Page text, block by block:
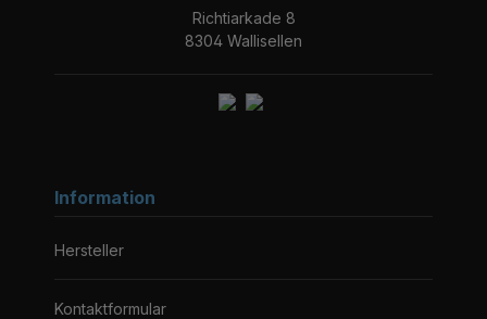
Richtiarkade 8
8304 Wallisellen
Information
Hersteller
Kontaktformular